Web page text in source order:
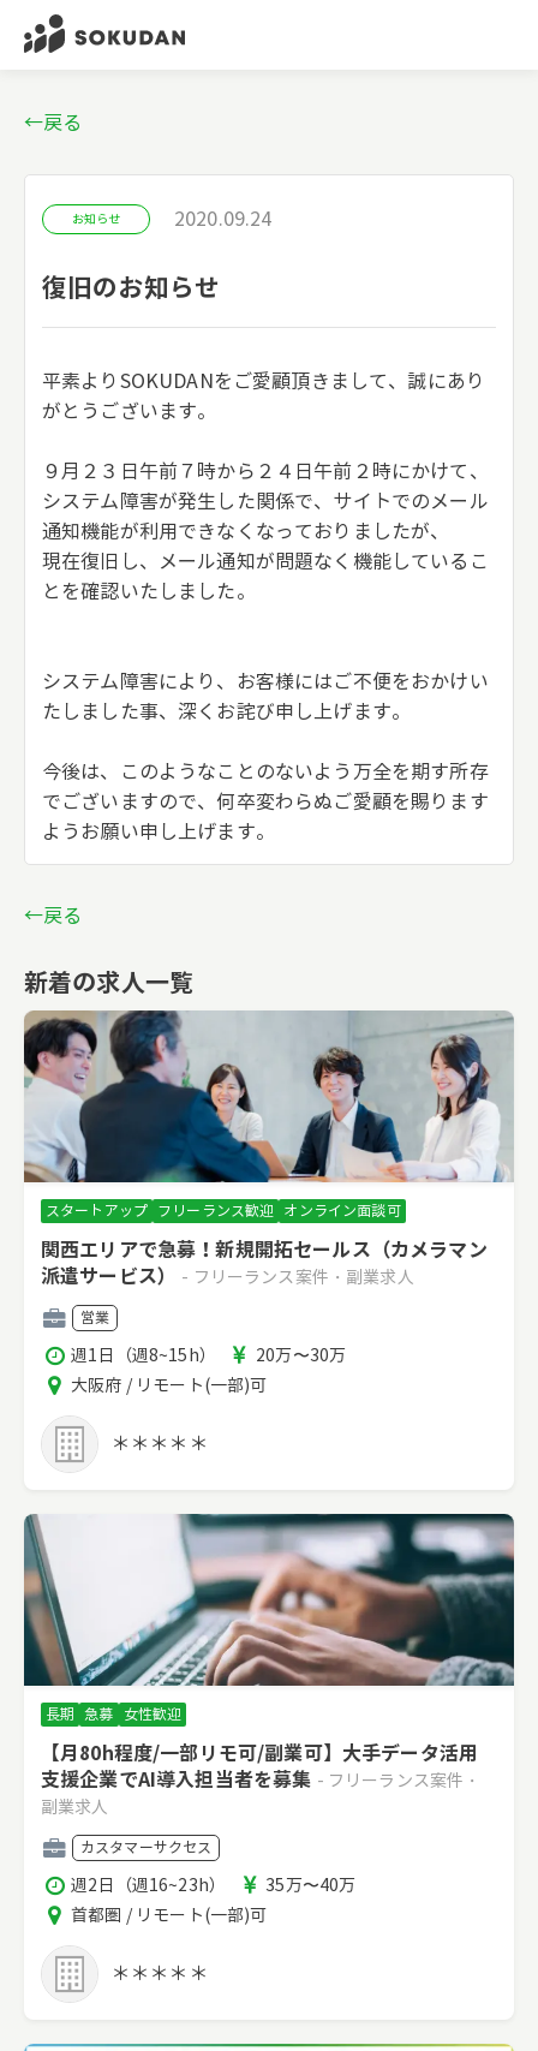
←戻る
お知らせ 2020.09.24
復旧のお知らせ
平素よりSOKUDANをご愛顧頂きまして、誠にあり
がとうございます。
９月２３日午前７時から２４日午前２時にかけて、
システム障害が発生した関係で、サイトでのメール
通知機能が利用できなくなっておりましたが、
現在復旧し、メール通知が問題なく機能しているこ
とを確認いたしました。
システム障害により、お客様にはご不便をおかけい
たしました事、深くお詫び申し上げます。
今後は、このようなことのないよう万全を期す所存
でございますので、何卒変わらぬご愛顧を賜ります
ようお願い申し上げます。
←戻る
新着の求人一覧
スタートアップ フリーランス歓迎 オンライン面談可
関西エリアで急募！新規開拓セールス（カメラマン
派遣サービス）
- フリーランス案件・副業求人
職
種
営業
稼
働
時
間
週1日（週8~15h）
報
酬
20万〜30万
エ
ア
大阪府 / リモート(一部)可
＊＊＊＊＊
長期 急募 女性歓迎
【月80h程度/一部リモ可/副業可】大手データ活用
支援企業でAI導入担当者を募集 - フリーランス案件・
副業求人
職
種
カスタマーサクセス
稼
働
時
間
週2日（週16~23h）
報
酬
35万〜40万
エ
ア
首都圏 / リモート(一部)可
＊＊＊＊＊